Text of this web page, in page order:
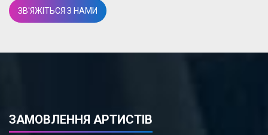
ЗВ'ЯЖІТЬСЯ З НАМИ
ЗАМОВЛЕННЯ АРТИСТІВ